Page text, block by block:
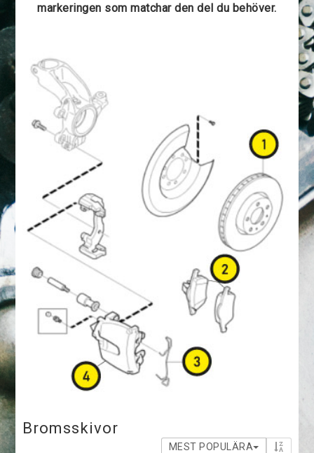
markeringen som matchar den del du behöver.
Bromsskivor
MEST POPULÄRA